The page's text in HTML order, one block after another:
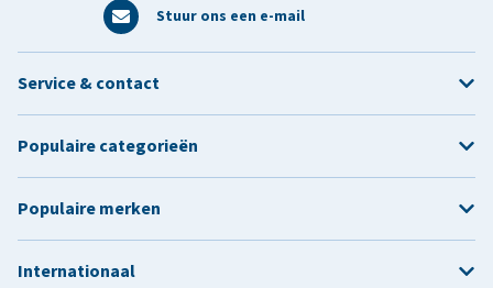
Stuur ons een e-mail
Service & contact
Populaire categorieën
Populaire merken
Internationaal